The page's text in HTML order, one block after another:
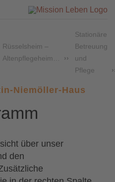
Rüsselsheim –
Altenpflegeheim…
Stationäre
Betreuung
und
Pflege
Niemöller-Haus
über unser
den